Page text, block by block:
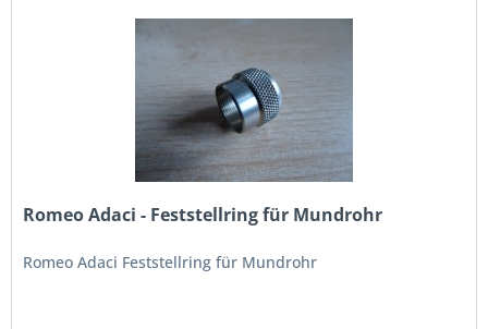
Romeo Adaci - Feststellring für Mundrohr
Romeo Adaci Feststellring für Mundrohr